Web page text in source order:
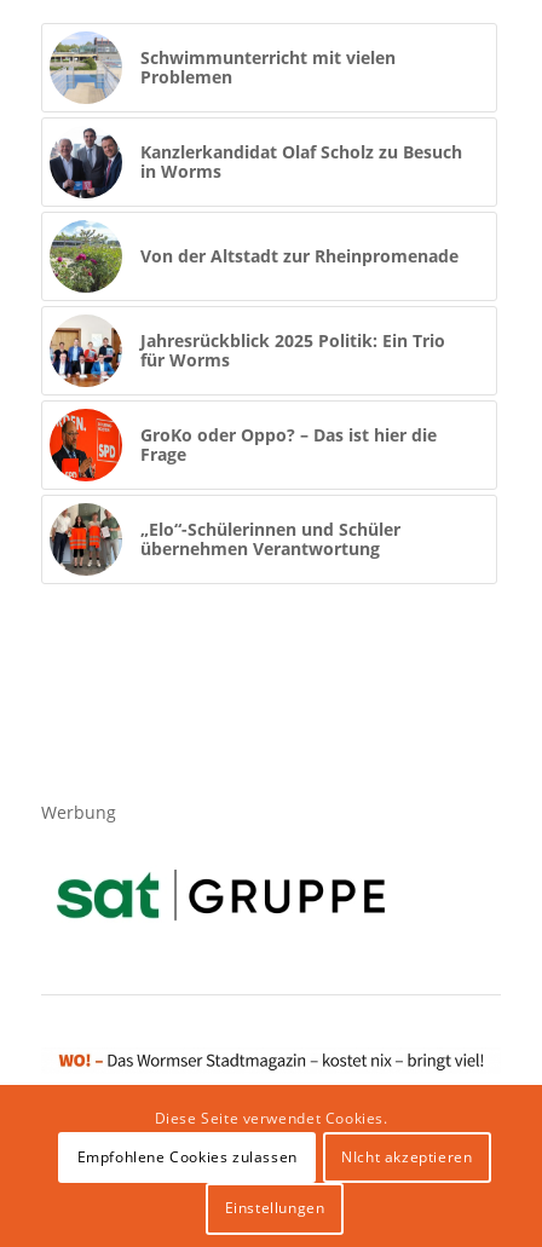
Schwimmunterricht mit vielen
Problemen
Kanzlerkandidat Olaf Scholz zu Besuch
in Worms
Von der Altstadt zur Rheinpromenade
Jahresrückblick 2025 Politik: Ein Trio
für Worms
GroKo oder Oppo? – Das ist hier die
Frage
„Elo“-Schülerinnen und Schüler
übernehmen Verantwortung
Werbung
Impressum|Datenschutzerklärung|Website von klicklabor.de |
Diese Seite verwendet Cookies.
Empfohlene Cookies zulassen
NIcht akzeptieren
Einstellungen